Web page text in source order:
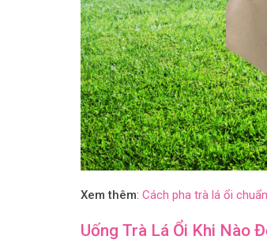
Xem thêm: Cách pha trà lá ổi
Uống Trà Lá Ổi Khi Nào